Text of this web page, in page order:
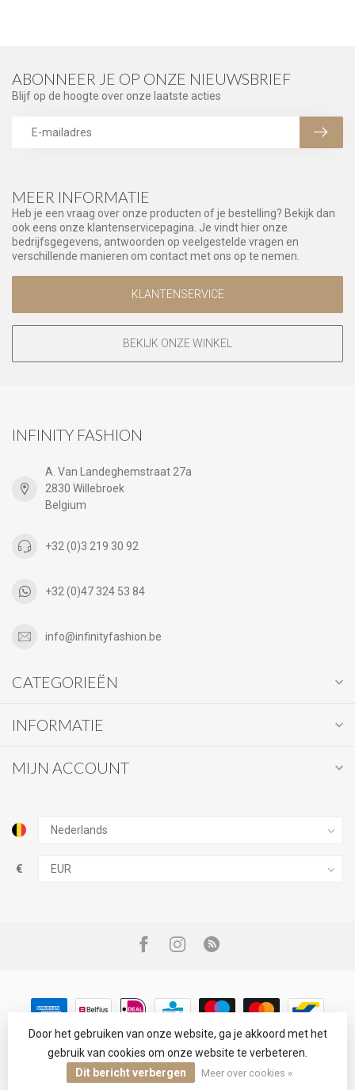
MEER INFORMATIE
Heb je een vraag over onze producten of je bestelling? Bekijk dan
ook eens onze klantenservicepagina. Je vindt hier onze
bedrijfsgegevens, antwoorden op veelgestelde vragen en
verschillende manieren om contact met ons op te nemen.
KLANTENSERVICE
BEKIJK ONZE WINKEL
ABONNEER JE OP ONZE NIEUWSBRIEF
Blijf op de hoogte over onze laatste acties
INFINITY FASHION
A. Van Landeghemstraat 27a
2830 Willebroek
Belgium
+32 (0)3 219 30 92
+32 (0)47 324 53 84
info@infinityfashion.be
CATEGORIEËN
INFORMATIE
MIJN ACCOUNT
€
© Copyright 2026 Infinity Fashion
Door het gebruiken van onze website, ga je akkoord met het
gebruik van cookies om onze website te verbeteren.
Dit bericht verbergen
Meer over cookies »